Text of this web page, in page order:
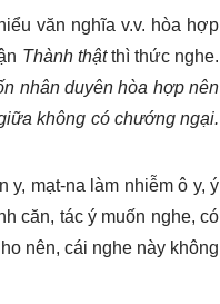
văn nghĩa v.v. hòa hợp
Thành thậtthì thức nghe.
nhân duyên hòa hợp nên
không có chướng ngại.
y, mạt-na làm nhiễm ô y, ý
căn, tác ý muốn nghe, có
nên, cái nghe này không